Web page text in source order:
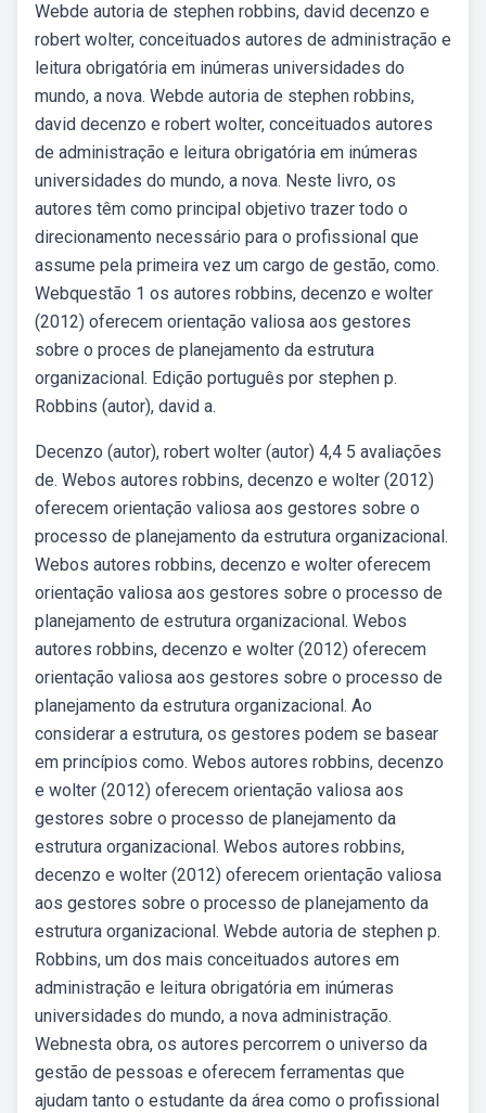
Webde autoria de stephen robbins, david decenzo e
robert wolter, conceituados autores de administração e
leitura obrigatória em inúmeras universidades do
mundo, a nova. Webde autoria de stephen robbins,
david decenzo e robert wolter, conceituados autores
de administração e leitura obrigatória em inúmeras
universidades do mundo, a nova. Neste livro, os
autores têm como principal objetivo trazer todo o
direcionamento necessário para o profissional que
assume pela primeira vez um cargo de gestão, como.
Webquestão 1 os autores robbins, decenzo e wolter
(2012) oferecem orientação valiosa aos gestores
sobre o proces de planejamento da estrutura
organizacional. Edição português por stephen p.
Robbins (autor), david a.
Decenzo (autor), robert wolter (autor) 4,4 5 avaliações
de. Webos autores robbins, decenzo e wolter (2012)
oferecem orientação valiosa aos gestores sobre o
processo de planejamento da estrutura organizacional.
Webos autores robbins, decenzo e wolter oferecem
orientação valiosa aos gestores sobre o processo de
planejamento de estrutura organizacional. Webos
autores robbins, decenzo e wolter (2012) oferecem
orientação valiosa aos gestores sobre o processo de
planejamento da estrutura organizacional. Ao
considerar a estrutura, os gestores podem se basear
em princípios como. Webos autores robbins, decenzo
e wolter (2012) oferecem orientação valiosa aos
gestores sobre o processo de planejamento da
estrutura organizacional. Webos autores robbins,
decenzo e wolter (2012) oferecem orientação valiosa
aos gestores sobre o processo de planejamento da
estrutura organizacional. Webde autoria de stephen p.
Robbins, um dos mais conceituados autores em
administração e leitura obrigatória em inúmeras
universidades do mundo, a nova administração.
Webnesta obra, os autores percorrem o universo da
gestão de pessoas e oferecem ferramentas que
ajudam tanto o estudante da área como o profissional